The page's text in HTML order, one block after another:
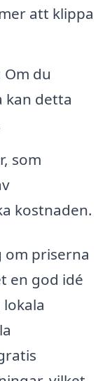
att klippa
du
kan detta
som
kostnaden.
priserna
en god idé